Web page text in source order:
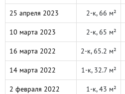
25 апреля 2023 2-к, 66 м²
10 марта 2023 2-к, 65 м²
16 марта 2022 2-к, 65.2 м²
14 марта 2022 1-к, 32.7 м²
2 февраля 2022 1-к, 43 м²